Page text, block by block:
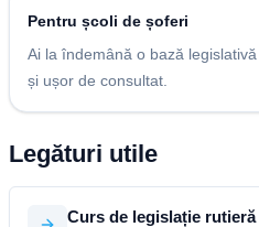
Pentru școli de șoferi
Ai la îndemână o bază
și ușor de consultat.
Legături utile
Curs de legislație rutieră